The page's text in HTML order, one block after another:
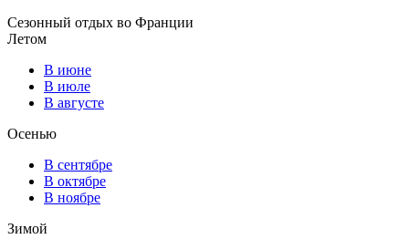
Сезонный отдых во Франции
Летом
В июне
В июле
В августе
Осенью
В сентябре
В октябре
В ноябре
Зимой